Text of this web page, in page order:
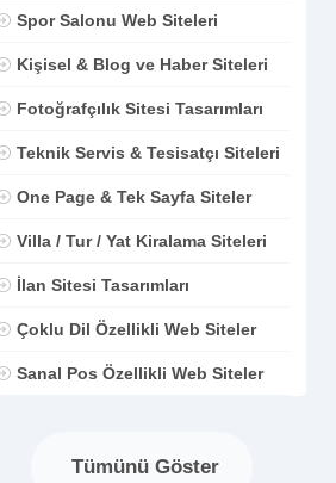
Spor Salonu Web Siteleri
Kişisel & Blog ve Haber Siteleri
Fotoğrafçılık Sitesi Tasarımları
Teknik Servis & Tesisatçı Siteleri
One Page & Tek Sayfa Siteler
Villa / Tur / Yat Kiralama Siteleri
İlan Sitesi Tasarımları
Çoklu Dil Özellikli Web Siteler
Sanal Pos Özellikli Web Siteler
Tümünü Göster